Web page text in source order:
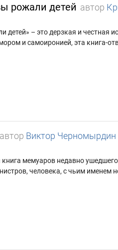
рожали детей автор
детей» – это дерзкая и честная
и самоиронией, эта книга-
автор Виктор Черномырдин
мемуаров недавно
человека, с чьим именем